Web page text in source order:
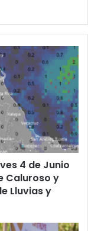
4 de Junio
Caluroso y
Lluvias y